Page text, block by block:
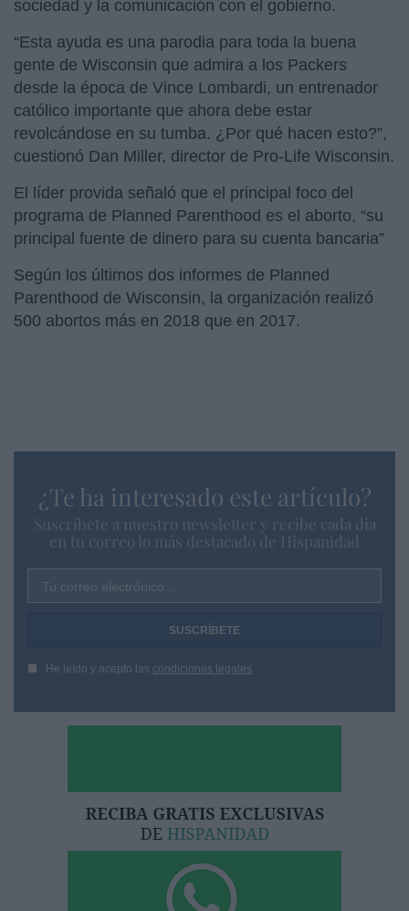
sociedad y la comunicación con el gobierno.
“Esta ayuda es una parodia para toda la buena
gente de Wisconsin que admira a los Packers
desde la época de Vince Lombardi, un entrenador
católico importante que ahora debe estar
revolcándose en su tumba. ¿Por qué hacen esto?”,
cuestionó Dan Miller, director de Pro-Life Wisconsin.
El líder provida señaló que el principal foco del
programa de Planned Parenthood es el aborto, “su
principal fuente de dinero para su cuenta bancaria”
Según los últimos dos informes de Planned
Parenthood de Wisconsin, la organización realizó
500 abortos más en 2018 que en 2017.
¿Te ha interesado este artículo?
Suscríbete a nuestro newsletter y recibe cada dia
en tu correo lo más destacado de Hispanidad
Tu correo electrónico...
He leído y acepto las condiciones legales